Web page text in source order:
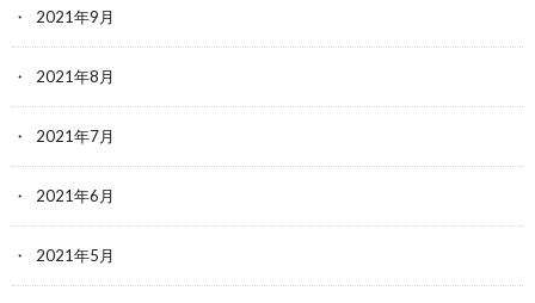
2021年9月
2021年8月
2021年7月
2021年6月
2021年5月